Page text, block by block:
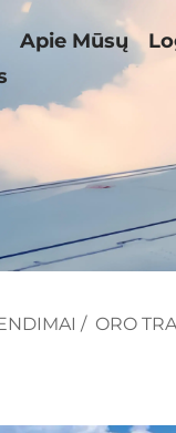
Apie Mūsų
/ ORO